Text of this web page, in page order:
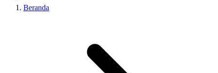
Beranda